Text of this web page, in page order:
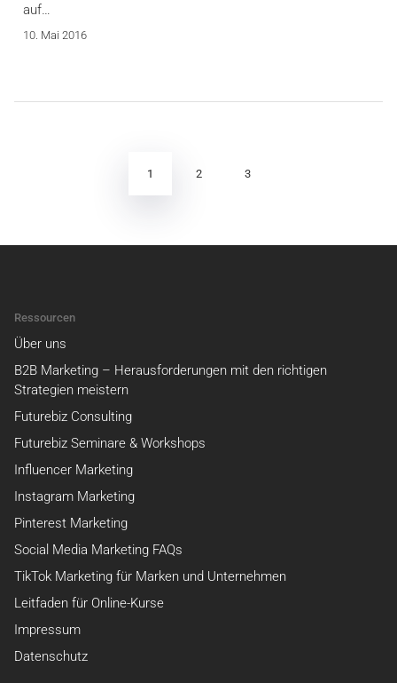
auf…
10. Mai 2016
1 2 3
Ressourcen
Über uns
B2B Marketing – Herausforderungen mit den richtigen
Strategien meistern
Futurebiz Consulting
Futurebiz Seminare & Workshops
Influencer Marketing
Instagram Marketing
Pinterest Marketing
Social Media Marketing FAQs
TikTok Marketing für Marken und Unternehmen
Leitfaden für Online-Kurse
Impressum
Datenschutz